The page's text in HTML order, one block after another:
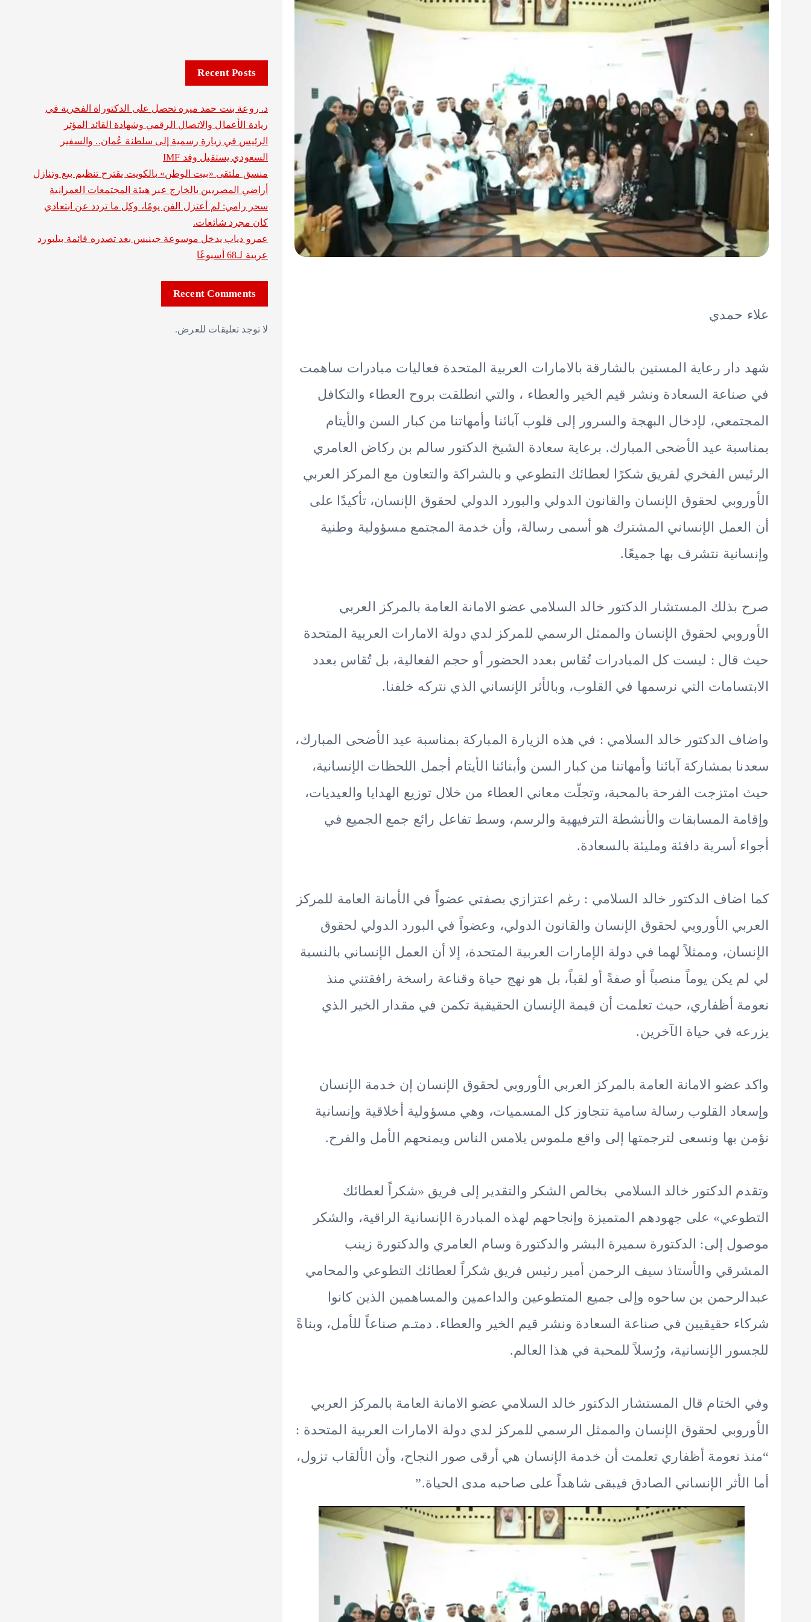
علاء حمدي
شهد دار رعاية المسنين بالشارقة بالامارات العربية المتحدة فعاليات مبادرات ساهمت
في صناعة السعادة ونشر قيم الخير والعطاء ، والتي انطلقت بروح العطاء والتكافل
المجتمعي، لإدخال البهجة والسرور إلى قلوب آبائنا وأمهاتنا من كبار السن والأيتام
بمناسبة عيد الأضحى المبارك. برعاية سعادة الشيخ الدكتور سالم بن ركاض العامري
الرئيس الفخري لفريق شكرًا لعطائك التطوعي و بالشراكة والتعاون مع المركز العربي
الأوروبي لحقوق الإنسان والقانون الدولي والبورد الدولي لحقوق الإنسان، تأكيدًا على
أن العمل الإنساني المشترك هو أسمى رسالة، وأن خدمة المجتمع مسؤولية وطنية
وإنسانية نتشرف بها جميعًا.
صرح بذلك المستشار الدكتور خالد السلامي عضو الامانة العامة بالمركز العربي
الأوروبي لحقوق الإنسان والممثل الرسمي للمركز لدي دولة الامارات العربية المتحدة
حيث قال : ليست كل المبادرات تُقاس بعدد الحضور أو حجم الفعالية، بل تُقاس بعدد
الابتسامات التي نرسمها في القلوب، وبالأثر الإنساني الذي نتركه خلفنا.
واضاف الدكتور خالد السلامي : في هذه الزيارة المباركة بمناسبة عيد الأضحى المبارك،
سعدنا بمشاركة آبائنا وأمهاتنا من كبار السن وأبنائنا الأيتام أجمل اللحظات الإنسانية،
حيث امتزجت الفرحة بالمحبة، وتجلّت معاني العطاء من خلال توزيع الهدايا والعيديات،
وإقامة المسابقات والأنشطة الترفيهية والرسم، وسط تفاعل رائع جمع الجميع في
أجواء أسرية دافئة ومليئة بالسعادة.
كما اضاف الدكتور خالد السلامي : رغم اعتزازي بصفتي عضواً في الأمانة العامة للمركز
العربي الأوروبي لحقوق الإنسان والقانون الدولي، وعضواً في البورد الدولي لحقوق
الإنسان، وممثلاً لهما في دولة الإمارات العربية المتحدة، إلا أن العمل الإنساني بالنسبة
لي لم يكن يوماً منصباً أو صفةً أو لقباً، بل هو نهج حياة وقناعة راسخة رافقتني منذ
نعومة أظفاري، حيث تعلمت أن قيمة الإنسان الحقيقية تكمن في مقدار الخير الذي
يزرعه في حياة الآخرين.
واكد عضو الامانة العامة بالمركز العربي الأوروبي لحقوق الإنسان إن خدمة الإنسان
وإسعاد القلوب رسالة سامية تتجاوز كل المسميات، وهي مسؤولية أخلاقية وإنسانية
نؤمن بها ونسعى لترجمتها إلى واقع ملموس يلامس الناس ويمنحهم الأمل والفرح.
وتقدم الدكتور خالد السلامي بخالص الشكر والتقدير إلى فريق «شكراً لعطائك
التطوعي» على جهودهم المتميزة وإنجاحهم لهذه المبادرة الإنسانية الراقية، والشكر
موصول إلى: الدكتورة سميرة البشر والدكتورة وسام العامري والدكتورة زينب
المشرقي والأستاذ سيف الرحمن أمير رئيس فريق شكراً لعطائك التطوعي والمحامي
عبدالرحمن بن ساحوه وإلى جميع المتطوعين والداعمين والمساهمين الذين كانوا
شركاء حقيقيين في صناعة السعادة ونشر قيم الخير والعطاء. دمتـم صناعاً للأمل، وبناةً
للجسور الإنسانية، ورُسلاً للمحبة في هذا العالم.
وفي الختام قال المستشار الدكتور خالد السلامي عضو الامانة العامة بالمركز العربي
الأوروبي لحقوق الإنسان والممثل الرسمي للمركز لدي دولة الامارات العربية المتحدة :
“منذ نعومة أظفاري تعلمت أن خدمة الإنسان هي أرقى صور النجاح، وأن الألقاب تزول،
أما الأثر الإنساني الصادق فيبقى شاهداً على صاحبه مدى الحياة.”
Recent Posts
د. روعة بنت حمد ميره تحصل على الدكتوراة الفخرية في
ريادة الأعمال والاتصال الرقمي وشهادة القائد المؤثر
الرئيس في زيارة رسمية إلى سلطنة عُمان.. والسفير
السعودي يستقبل وفد IMF
منسق ملتقى «بيت الوطن» بالكويت يقترح تنظيم بيع وتنازل
أراضي المصريين بالخارج عبر هيئة المجتمعات العمرانية
سحر رامي: لم أعتزل الفن يومًا، وكل ما تردد عن ابتعادي
كان مجرد شائعات.
عمرو دياب يدخل موسوعة جينيس بعد تصدره قائمة بيلبورد
عربية لـ68 أسبوعًا
Recent Comments
لا توجد تعليقات للعرض.